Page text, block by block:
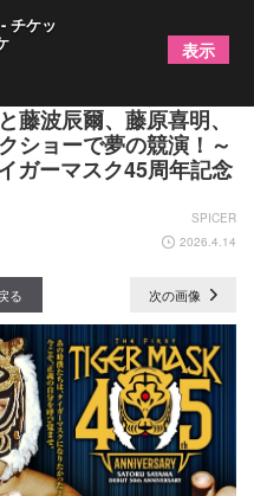
っと盛り上げてい
藤波辰爾、藤原喜明、
ショーで夢の競演！～
ガーマスク45周年記念
SPICER
2026.4.14
る 次の画像
チケッ
表示